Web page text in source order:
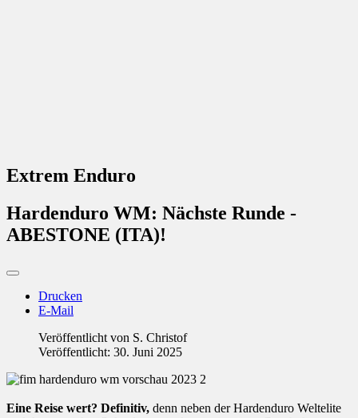
Extrem Enduro
Hardenduro WM: Nächste Runde -
ABESTONE (ITA)!
Drucken
E-Mail
Veröffentlicht von S. Christof
Veröffentlicht: 30. Juni 2025
Eine Reise wert? Definitiv, denn neben der Hardenduro Weltelite